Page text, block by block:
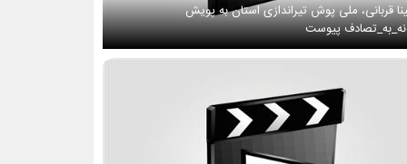
قربانی، ملی پوش تیراندازی استان به پویش
پیوست